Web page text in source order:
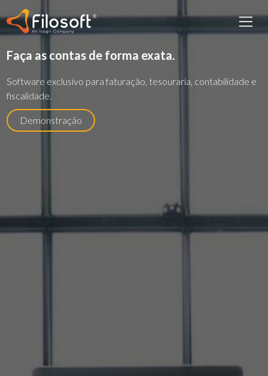
Faça as contas de forma exata.
Software exclusivo para faturação, tesouraria, contabilidade e
fiscalidade.
Demonstração